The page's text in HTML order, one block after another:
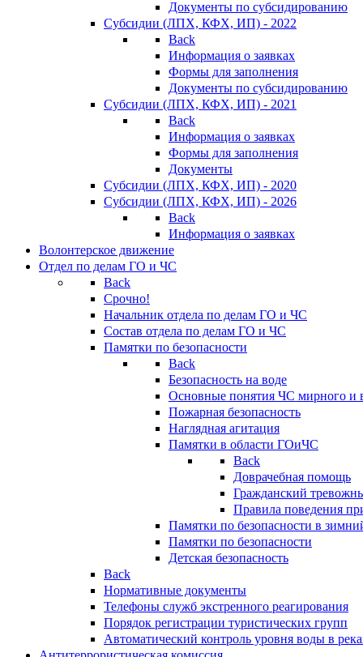
Документы по субсидированию
Субсидии (ЛПХ, КФХ, ИП) - 2022
Back
Информация о заявках
Формы для заполнения
Документы по субсидированию
Субсидии (ЛПХ, КФХ, ИП) - 2021
Back
Информация о заявках
Формы для заполнения
Документы
Субсидии (ЛПХ, КФХ, ИП) - 2020
Субсидии (ЛПХ, КФХ, ИП) - 2026
Back
Информация о заявках
Волонтерское движение
Отдел по делам ГО и ЧС
Back
Срочно!
Начальник отдела по делам ГО и ЧС
Состав отдела по делам ГО и ЧС
Памятки по безопасности
Back
Безопасность на воде
Основные понятия ЧС мирного и
Пожарная безопасность
Наглядная агитация
Памятки в области ГОиЧС
Back
Доврачебная помощь
Гражданский
Правила поведения
Памятки по безопасности в
Памятки по безопасности
Детская безопасность
Back
Нормативные документы
Телефоны служб экстренного реагирования
Порядок регистрации туристических групп
Автоматический контроль уровня воды в